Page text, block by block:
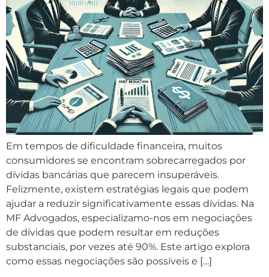
Em tempos de dificuldade financeira, muitos
consumidores se encontram sobrecarregados por
dívidas bancárias que parecem insuperáveis.
Felizmente, existem estratégias legais que podem
ajudar a reduzir significativamente essas dívidas. Na
MF Advogados, especializamo-nos em negociações
de dívidas que podem resultar em reduções
substanciais, por vezes até 90%. Este artigo explora
como essas negociações são possíveis e […]